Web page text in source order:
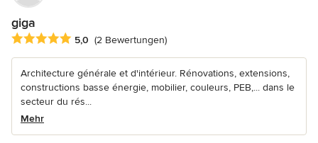
giga
Durchschnittliche Bewertung: 5 von 5 Sternen
5,0 (2 Bewertungen)
Architecture générale et d'intérieur. Rénovations, extensions,
constructions basse énergie, mobilier, couleurs, PEB,... dans le
secteur du rés...
Mehr